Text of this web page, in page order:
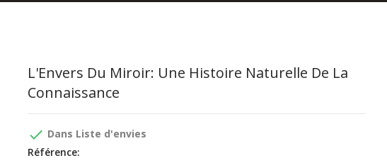
L'Envers Du Miroir: Une Histoire Naturelle De La
Connaissance
done Dans Liste d'envies
Référence: